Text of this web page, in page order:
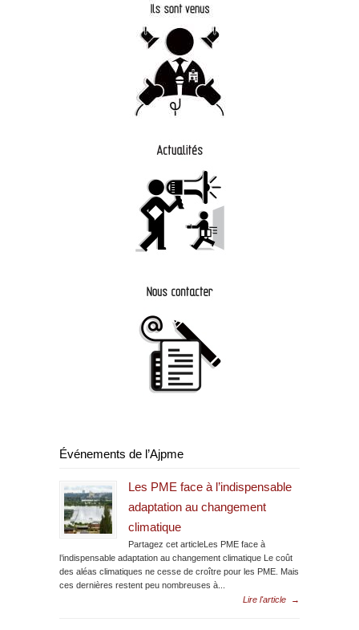
Événements de l’Ajpme
Les PME face à l’indispensable
adaptation au changement
climatique
Partagez cet articleLes PME face à
l’indispensable adaptation au changement climatique Le coût
des aléas climatiques ne cesse de croître pour les PME. Mais
ces dernières restent peu nombreuses à...
Lire l'article
→